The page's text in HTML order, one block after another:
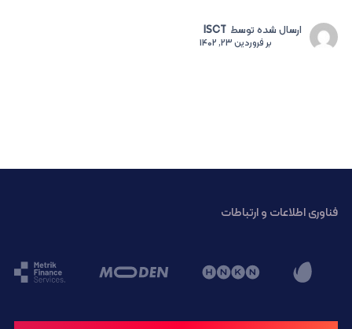
ارسال شده توسط ISCT
برفروردین 23, 1402
فناوری اطلاعات و ارتباطات